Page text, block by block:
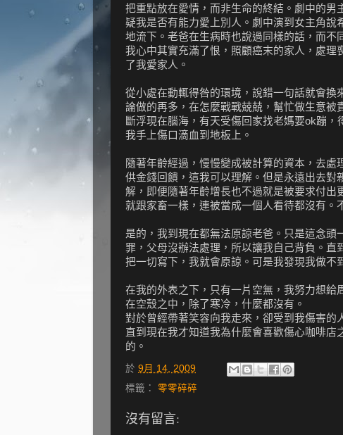
把重點放在愛情，而非生命的終結。劇中的
疑我是否有能力愛上別人。劇中演到女主角
地流下。老爸在生病時也說過同樣的話，而不
我心中其實充滿了恨，照顧癌末的家人，處
了我愛家人。
從小處在動輒得咎的環境，說錯一句話就會
論做的再多，在怎麼戰戰兢兢，幫忙做生意
斷浮現在腦海，有天受傷回家找老媽要ok蹦
我手上傷口滴血到地板上。
隨著年齡經過，慢慢變成被計算的資本，去
供金錢回饋，這我可以理解。但是永遠出去
解，即便隨著年齡增長也不過就是被要求付出
就跟家畜一樣，連被當成一個人看待都沒有。
是的，我到現在都無法原諒老爸。只是這念
罪，父母沒辦法處理，所以讓我自己背負。
把一切寫下，我就會原諒。可是我發現我做不
在我的外表之下，只有一片空無，我努力想給
在空殼之中，除了寒冷，什麼都沒有。
對於曾經帶著笑容向我走來，卻受到我傷害的
直到現在我才知道我為什麼會喜歡傷心咖啡
的。
於 9月 14, 2009
標籤： 零零碎碎
沒有留言: